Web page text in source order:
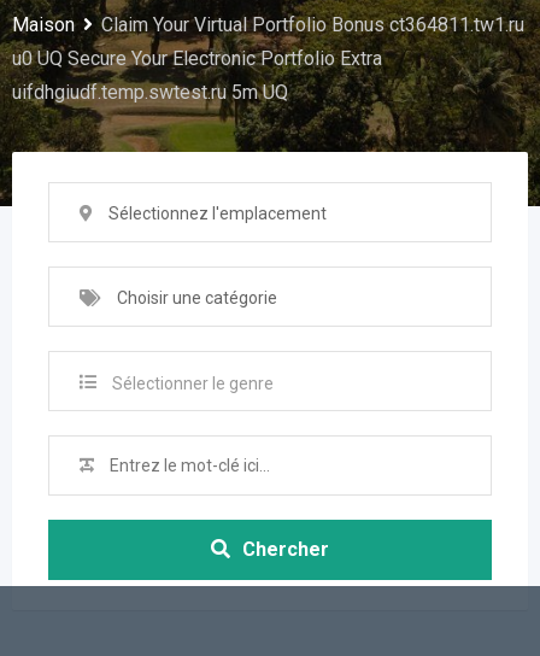
Maison
Claim Your Virtual Portfolio Bonus ct364811.tw1.ru
u0 UQ Secure Your Electronic Portfolio Extra
uifdhgiudf.temp.swtest.ru 5m UQ
Sélectionnez l'emplacement
Choisir une catégorie
Sélectionner le genre
Chercher